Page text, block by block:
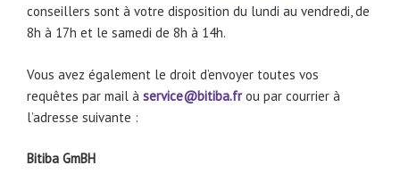
conseillers sont à votre disposition du lundi au vendredi, de
8h à 17h et le samedi de 8h à 14h.
Vous avez également le droit d’envoyer toutes vos
requêtes par mail à service@bitiba.frou par courrier à
l’adresse suivante :
Bitiba GmBH